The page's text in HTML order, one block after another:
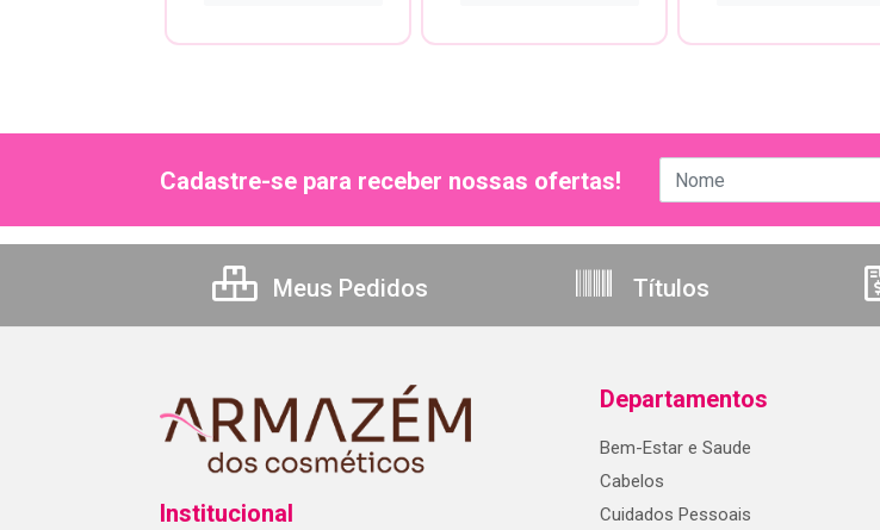
Cadastre-se para receber nossas ofertas!
Meus Pedidos Títulos
Institucional
Departamentos
Bem-Estar e Saude
Cabelos
Cuidados Pessoais